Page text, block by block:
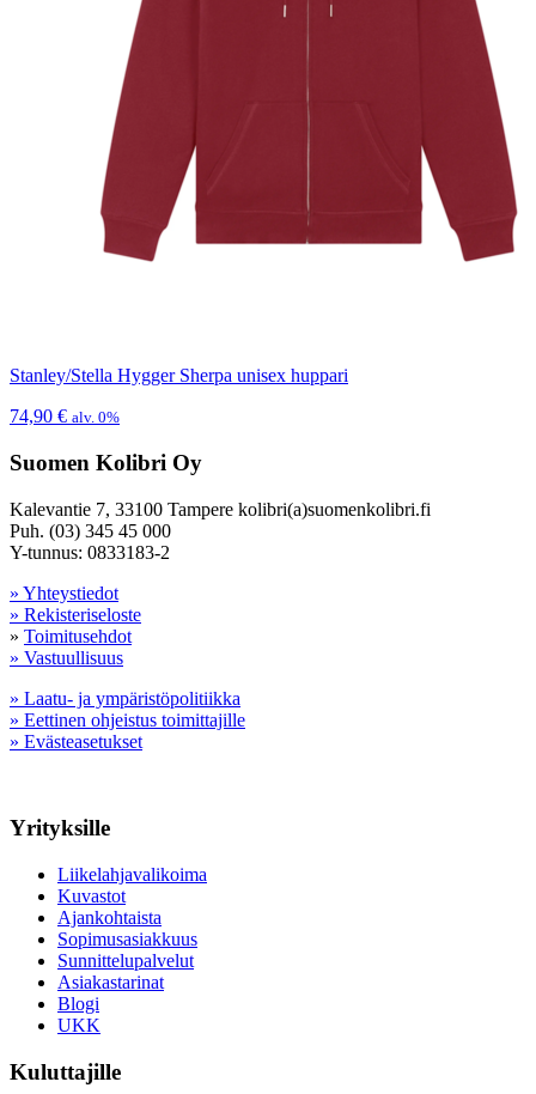
Stanley/Stella Hygger Sherpa unisex huppari
74,90 € alv. 0%
Suomen Kolibri Oy
Kalevantie 7, 33100 Tampere kolibri(a)suomenkolibri.fi
Puh. (03) 345 45 000
Y-tunnus: 0833183-2
» Yhteystiedot
» Rekisteriseloste
» Toimitusehdot
» Vastuullisuus
» Laatu- ja ympäristöpolitiikka
» Eettinen ohjeistus toimittajille
» Evästeasetukset
Yrityksille
Liikelahjavalikoima
Kuvastot
Ajankohtaista
Sopimusasiakkuus
Sunnittelupalvelut
Asiakastarinat
Blogi
UKK
Kuluttajille